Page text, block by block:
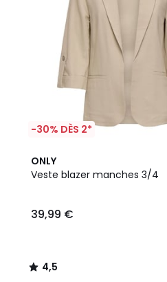
-30% DÈS 2*
ONLY
Veste blazer manches 3/4
39,99 €
4,5
/ 5
2
Couleurs
4,5
/